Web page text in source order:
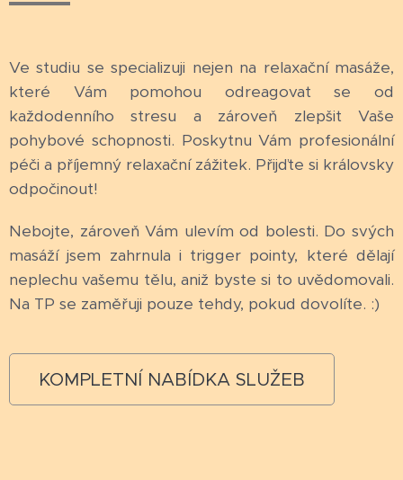
Ve studiu se specializuji nejen na relaxační masáže,
které Vám pomohou odreagovat se od
každodenního stresu a zároveň zlepšit Vaše
pohybové schopnosti. Poskytnu Vám profesionální
péči a příjemný relaxační zážitek. Přijďte si královsky
odpočinout!
Nebojte, zároveň Vám ulevím od bolesti. Do svých
masáží jsem zahrnula i trigger pointy, které dělají
neplechu vašemu tělu, aniž byste si to uvědomovali.
Na TP se zaměřuji pouze tehdy, pokud dovolíte. :)
KOMPLETNÍ NABÍDKA SLUŽEB